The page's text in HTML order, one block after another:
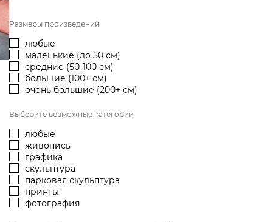
Размеры произведений
любые
маленькие (до 50 см)
средние (50-100 см)
большие (100+ см)
очень большие (200+ см)
Выберите возможные категории
любые
живопись
графика
скульптура
парковая скульптура
принты
фотография